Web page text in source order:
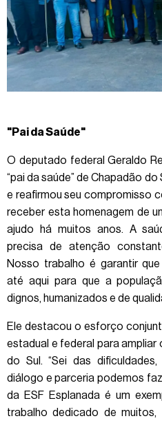
"Pai da Saúde"
O deputado federal Geraldo
“pai da saúde” de Chapadão
e reafirmou seu compromisso
receber esta homenagem de
ajudo há muitos anos. A
precisa de atenção
Nosso trabalho é garantir
até aqui para que a
dignos, humanizados e de
Ele destacou o esforço
estadual e federal para
do Sul. “Sei das
diálogo e parceria podemos
da ESF Esplanada é um
trabalho dedicado de